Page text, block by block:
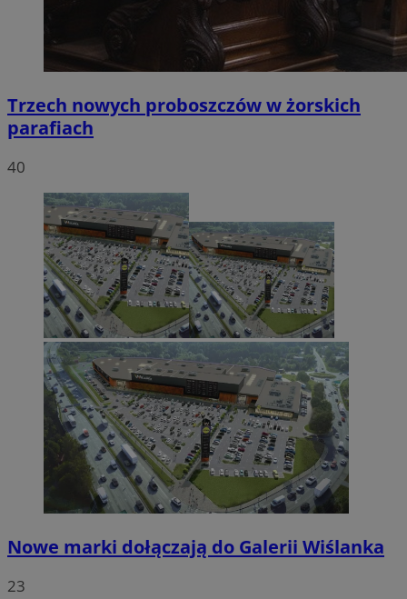
Trzech nowych proboszczów w żorskich
parafiach
40
Nowe marki dołączają do Galerii Wiślanka
23